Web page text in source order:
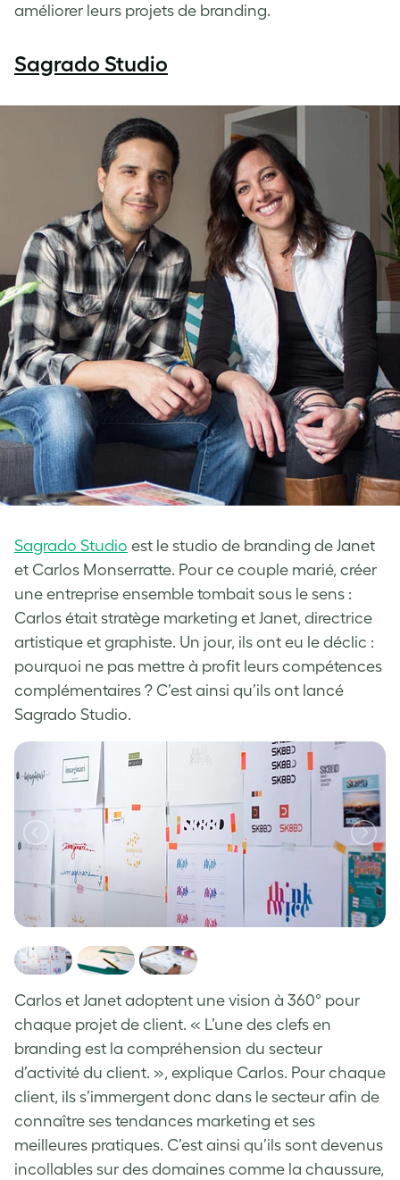
améliorer leurs projets de branding.
Sagrado Studio
Sagrado Studio est le studio de branding de Janet
et Carlos Monserratte. Pour ce couple marié, créer
une entreprise ensemble tombait sous le sens :
Carlos était stratège marketing et Janet, directrice
artistique et graphiste. Un jour, ils ont eu le déclic :
pourquoi ne pas mettre à profit leurs compétences
complémentaires ? C’est ainsi qu’ils ont lancé
Sagrado Studio.
Carlos et Janet adoptent une vision à 360° pour
chaque projet de client. « L’une des clefs en
branding est la compréhension du secteur
d’activité du client. », explique Carlos. Pour chaque
client, ils s’immergent donc dans le secteur afin de
connaître ses tendances marketing et ses
meilleures pratiques. C’est ainsi qu’ils sont devenus
incollables sur des domaines comme la chaussure,